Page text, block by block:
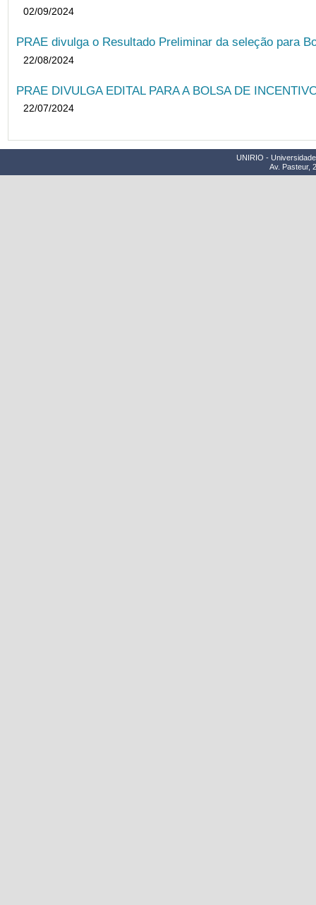
02/09/2024
PRAE divulga o Resultado Preliminar da seleção para
22/08/2024
PRAE DIVULGA EDITAL PARA A BOLSA DE
22/07/2024
UNIRIO -
Av. Pasteur,